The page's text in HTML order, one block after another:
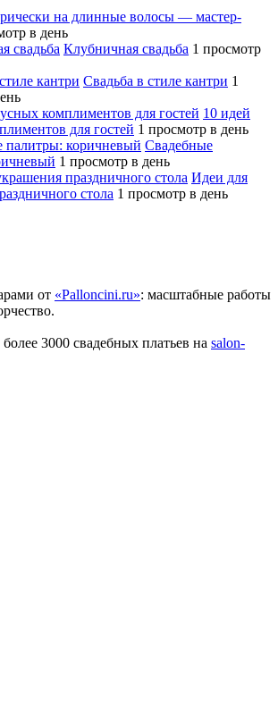
на длинные волосы — мастер-
в день
Клубничная свадьба 1 просмотр
Свадьба в стиле кантри 1
10 идей
для гостей 1 просмотр в день
Свадебные
1 просмотр в день
Идеи для
стола 1 просмотр в день
от «Palloncini.ru»: масштабные работы
3000 свадебных платьев на salon-